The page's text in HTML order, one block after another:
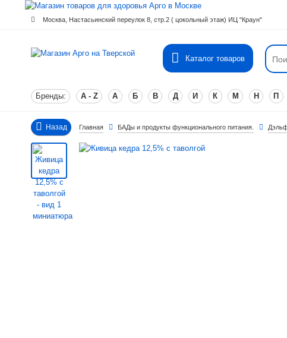
Москва, Настасьинский переулок 8, стр.2 ( цокольный этаж) ИЦ "Краун"
Каталог товаров
Бренды: A - Z А Б В Д И К М Н П
Назад Главная БАДы и продукты функционального питания.